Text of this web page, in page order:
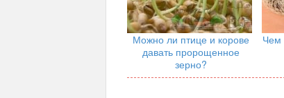
Можно ли птице и корове
давать пророщенное
зерно?
Чем